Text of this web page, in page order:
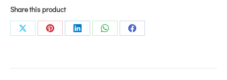
Share this product
Share
Share
Share
Share
Share